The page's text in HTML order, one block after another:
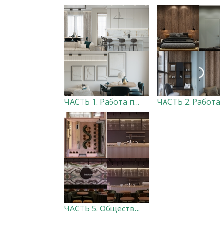
ЧАСТЬ 1. Работа по дизайн-проектам студии GLOBAL DESIGN SOLUTIONS
ЧАСТЬ 5. Общественные пространства